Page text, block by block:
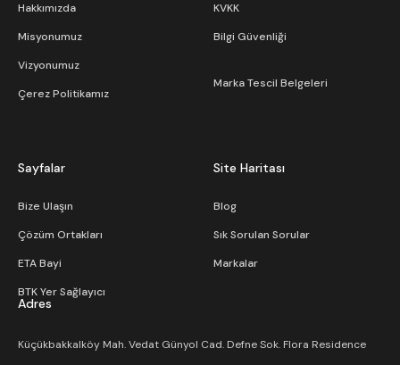
Hakkımızda
Misyonumuz
Vizyonumuz
Çerez Politikamız
KVKK
Bilgi Güvenliği
Marka Tescil Belgeleri
Sayfalar
Bize Ulaşın
Çözüm Ortakları
ETA Bayi
BTK Yer Sağlayıcı
Site Haritası
Blog
Sık Sorulan Sorular
Markalar
Adres
Küçükbakkalköy Mah. Vedat Günyol Cad. Defne Sok. Flora Residence